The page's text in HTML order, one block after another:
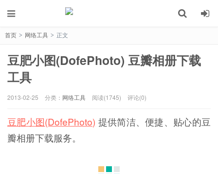
首页 > 网络工具 > 正文
豆肥小图(DofePhoto) 豆瓣相册下载
工具
2013-02-25 分类： 网络工具 阅读(1745) 评论(0)
豆肥小图(DofePhoto) 提供简洁、便捷、贴心的豆
瓣相册下载服务。